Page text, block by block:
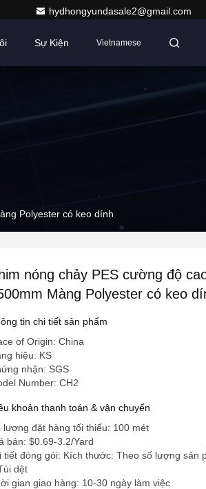
hydhongyundasale2@gmail.com
Sự Kiện Vietnamese
Polyester có keo dính
nóng chảy PES cường độ
Màng Polyester có keo
tin chi tiết sản phẩm
of Origin: China
hiệu: KS
nhận: SGS
Number: CH2
khoản thanh toán & vận chuyển
lượng đặt hàng tối thiểu: 100 mét
bán: $0.69-3.2/Yard
tiết đóng gói: Kích thước: Theo số lượng sản
dệt
gian giao hàng: 10-30 ngày làm việc